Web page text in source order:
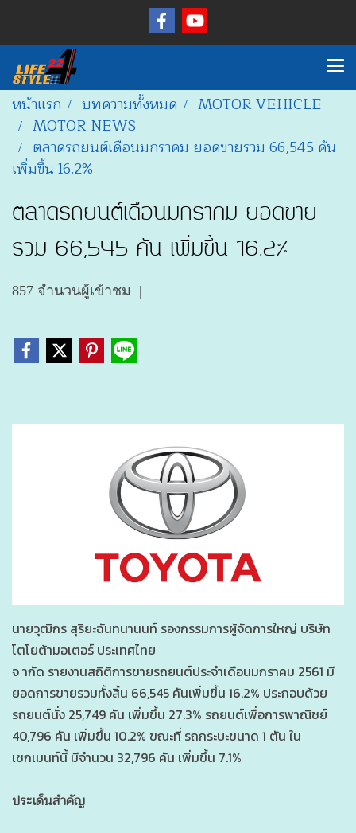
หน้าแรก บทความทั้งหมด
MOTOR VEHICLE
MOTOR NEWS
ตลาดรถยนต์เดือนมกราคม ยอดขายรวม 66,545 คัน
เพิ่มขึ้น 16.2%
ตลาดรถยนต์เดือนมกราคม ยอดขาย
รวม 66,545 คัน เพิ่มขึ้น 16.2%
857 จำนวนผู้เข้าชม |
นายวุฒิกร สุริยะฉันทนานนท์ รองกรรมการผู้จัดการใหญ่ บริษัท
โตโยต้ามอเตอร์ ประเทศไทย
จ ากัด รายงานสถิติการขายรถยนต์ประจำเดือนมกราคม 2561 มี
ยอดการขายรวมทั้งสิ้น 66,545 คันเพิ่มขึ้น 16.2% ประกอบด้วย
รถยนต์นั่ง 25,749 คัน เพิ่มขึ้น 27.3% รถยนต์เพื่อการพาณิชย์
40,796 คัน เพิ่มขึ้น 10.2% ขณะที่ รถกระบะขนาด 1 ตัน ใน
เซกเมนท์นี้ มีจำนวน 32,796 คัน เพิ่มขึ้น 7.1%
ประเด็นสำคัญ